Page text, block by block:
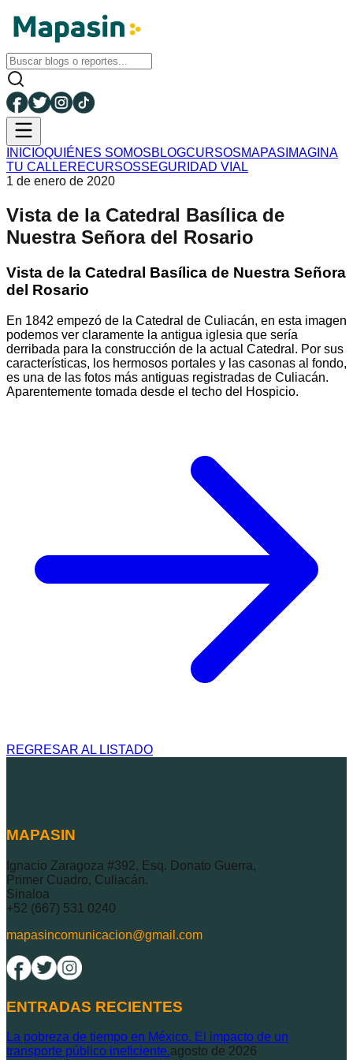
INICIOQUIÉNES SOMOSBLOGCURSOSMAPAS IMAGINA
TU CALLERECURSOSSEGURIDAD VIAL
1 de enero de 2020
Vista de la Catedral Basílica de
Nuestra Señora del Rosario
Vista de la Catedral Basílica de Nuestra Señora
del Rosario
En 1842 empezó de la Catedral de Culiacán, en esta imagen
podemos ver claramente la antigua iglesia que sería
derribada para la construcción de la actual Catedral. Por sus
características, los hermosos portales y las casonas al fondo,
es una de las fotos más antiguas registradas de Culiacán.
Aparentemente tomada desde el techo del Hospicio.
REGRESAR AL LISTADO
MAPASIN
Ignacio Zaragoza #392, Esq. Donato Guerra,
Primer Cuadro, Culiacán.
Sinaloa
+52 (667) 531 0240
mapasincomunicacion@gmail.com
ENTRADAS RECIENTES
La pobreza de tiempo en México. El impacto de un
transporte público ineficiente.agosto de 2026